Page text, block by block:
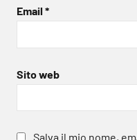
Email *
Sito web
Salva il mio nome,